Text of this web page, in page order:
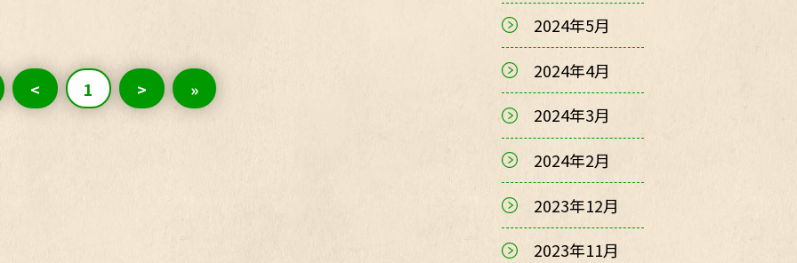
< 1 > »
2024年5月
2024年4月
2024年3月
2024年2月
2023年12月
2023年11月